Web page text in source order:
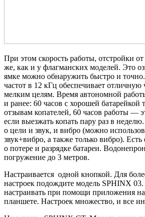
При этом скорость работы, отстройки от
же, как и у флагманских моделей. Это
ямке можно обнаружить быстро и
частот в 12 кГц обеспечивает отличную
мелким целям. Время автономной
и ранее: 60 часов с хорошей
отзывам копателей, 60 часов работы —
если выезжать копать пару раз в
о цели и звук, и вибро (можно
звук+вибро, а также только вибро).
о потере и разрядке батареи.
погружение до 3 метров.
Настраивается одной кнопкой. Для
настроек подождите модель SPHINX
настраивать при помощи приложения
планшете. Настроек множество, и все